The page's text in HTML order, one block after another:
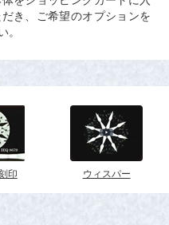
き、ご希望のオプションを
。
印 ウィスパー